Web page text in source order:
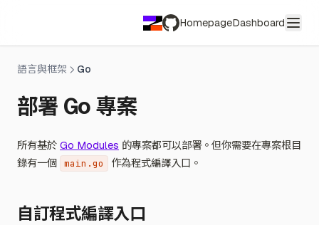
HomepageDashboard
語言與框架 Go
部署 Go 專案
所有基於 Go Modules 的專案都可以部署。但你需要在專案根目
錄有一個 main.go 作為程式編譯入口。
自訂程式編譯入口